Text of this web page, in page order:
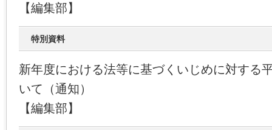
【編集部】
特別資料
新年度における法等に基づくいじめに対する
いて（通知）
【編集部】